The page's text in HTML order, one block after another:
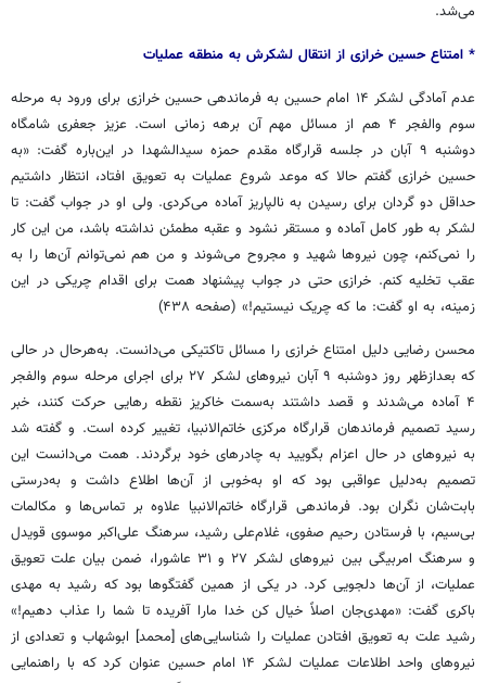
می‌شد.
* امتناع حسین خرازی از انتقال لشکرش به منطقه عملیات
عدم آمادگی لشکر ۱۴ امام حسین به فرماندهی حسین خرازی برای ورود به مرحله
سوم والفجر ۴ هم از مسائل مهم آن برهه زمانی است. عزیز جعفری شامگاه
دوشنبه ۹ آبان در جلسه قرارگاه مقدم حمزه سیدالشهدا در این‌باره گفت: «به
حسین خرازی گفتم حالا که موعد شروع عملیات به تعویق افتاد، انتظار داشتیم
حداقل دو گردان برای رسیدن به نالپاریز آماده می‌کردی. ولی او در جواب گفت: تا
لشکر به طور کامل آماده و مستقر نشود و عقبه مطمئن نداشته باشد، من این کار
را نمی‌کنم، چون نیروها شهید و مجروح می‌شوند و من هم نمی‌توانم آن‌ها را به
عقب تخلیه کنم. خرازی حتی در جواب پیشنهاد همت برای اقدام چریکی در این
زمینه، به او گفت: ما که چریک نیستیم!» (صفحه ۴۳۸)
محسن رضایی دلیل امتناع خرازی را مسائل تاکتیکی می‌دانست. به‌هرحال در حالی
که بعدازظهر روز دوشنبه ۹ آبان نیروهای لشکر ۲۷ برای اجرای مرحله سوم والفجر
۴ آماده می‌شدند و قصد داشتند به‌سمت خاکریز نقطه رهایی حرکت کنند، خبر
رسید تصمیم فرماندهان قرارگاه مرکزی خاتم‌الانبیا، تغییر کرده است. و گفته شد
به نیروهای در حال اعزام بگویید به چادرهای خود برگردند. همت می‌دانست این
تصمیم به‌دلیل عواقبی بود که او به‌خوبی از آن‌ها اطلاع داشت و به‌درستی
بابت‌شان نگران بود. فرماندهی قرارگاه خاتم‌الانبیا علاوه بر تماس‌ها و مکالمات
بی‌سیم، با فرستادن رحیم صفوی، غلام‌علی رشید، سرهنگ علی‌اکبر موسوی قویدل
و سرهنگ امربیگی بین نیروهای لشکر ۲۷ و ۳۱ عاشورا، ضمن بیان علت تعویق
عملیات، از آن‌ها دلجویی کرد. در یکی از همین گفتگوها بود که رشید به مهدی
باکری گفت: «مهدی‌جان اصلاً خیال کن خدا مارا آفریده تا شما را عذاب دهیم!»
رشید علت به تعویق افتادن عملیات را شناسایی‌های [محمد] ابوشهاب و تعدادی از
نیروهای واحد اطلاعات عملیات لشکر ۱۴ امام حسین عنوان کرد که با راهنمایی